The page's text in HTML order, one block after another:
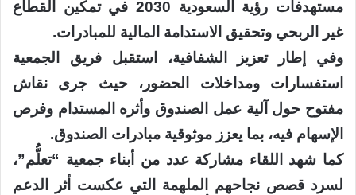
مستهدفات رؤية السعودية 2030 في تمكين القطاع
غير الربحي وتحقيق الاستدامة المالية للمبادرات.
وفي إطار تعزيز الشفافية، استقبل فريق الجمعية
استفسارات ومداخلات الحضور، حيث جرى نقاش
مفتوح حول آلية عمل الصندوق وأثره المستدام وفرص
الإسهام فيه، بما يعزز موثوقية مبادرات الصندوق.
كما شهد اللقاء مشاركة عدد من أبناء جمعية “تعلُّم”،
لسرد قصص نجاحهم الملهمة التي عكست أثر الدعم